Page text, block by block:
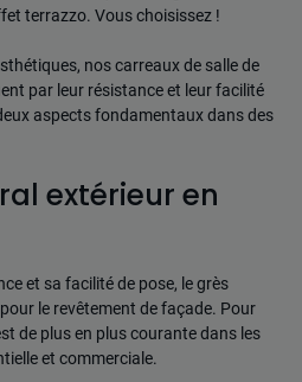
terrazzo. Vous choisissez !
nos carreaux de salle de
par leur résistance et leur facilité
aspects fondamentaux dans des
extérieur en
et sa facilité de pose, le grès
le revêtement de façade. Pour
de plus en plus courante dans les
et commerciale.